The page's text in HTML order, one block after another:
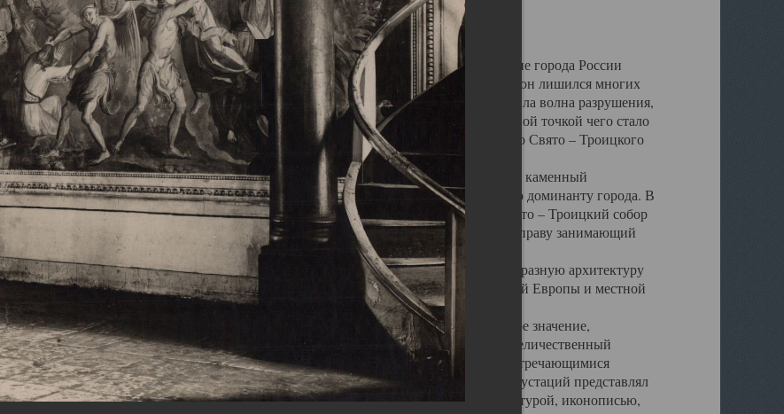
Свято-Троицкий собор Архангельска
23.12.2015
Сегодня мы можем говорить, что Архангельск в большей мере, чем другие губернские города России
пострадал от целенаправленных систематических разрушений, в результате которых он лишился многих
выдающихся памятников архитектуры. Больше всего по старому Архангельску ударила волна разрушения,
вызванная борьбой с религией, набравшая особую силу в конце 20 –х годов. Отправной точкой чего стало
разрушение православного центра архангельской губернии - ансамбля кафедрального Свято – Троицкого
собора Архангельска.
Возникнув в начале XVIII века в центре Архангельска, величественный каменный
двухэтажный Троицкий собор, сразу превратился в зрительную и градостроительную доминанту города. В
XVIII веке по масштабам ему не было равных на Севере. Вплоть до разрушения Свято – Троицкий собор
оставался самым высоким и значительным из городских строений Архангельска, по праву занимающий
второе место, после гостиных дворов, в градостроительной картине Архангельска.
Один из самых больших и светлых соборов России воплотил в себе яркую и своеобразную архитектуру
портового города с отраженными в ней архитектурными течениями России, Западной Европы и местной
архангелогородской школы церковного зодчества.
Масштабность, благолепие и богатство собора, вполне оправдывали его кафедральное значение,
заслуженно выделяя из многочисленных культовых построек города. Обширный и величественный
иконостас украшенный колоннами ионического стиля, с единственными нигде не встречающимися
царскими вратами, изящным фронтоном и множеством резных, символических инкрустаций представлял
собой поистине художественную ценность. В совокупности же с живописью, скульптурой, иконописью,